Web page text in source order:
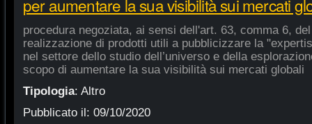
per aumentare la sua visibilità sui mercati
procedura negoziata, ai sensi dell'art. 63, comma 6,
realizzazione di prodotti utili a pubblicizzare la
nel settore dello studio dell’universo e della
scopo di aumentare la sua visibilità sui mercati globali
Tipologia: Altro
Pubblicato il: 09/10/2020